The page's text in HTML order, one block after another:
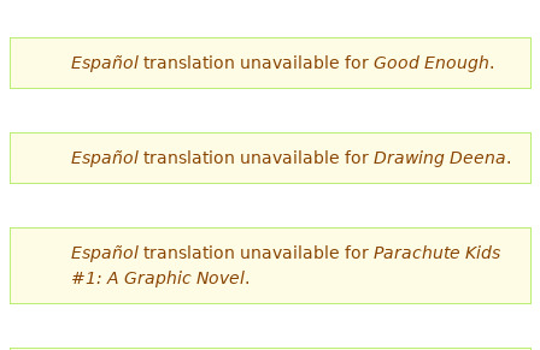
Españoltranslation unavailable for Good Enough.
Españoltranslation unavailable for Drawing Deena.
Españoltranslation unavailable for Parachute Kids
#1: A Graphic Novel.